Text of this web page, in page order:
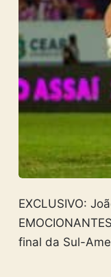
EXCLUSIVO:
final da Sul-